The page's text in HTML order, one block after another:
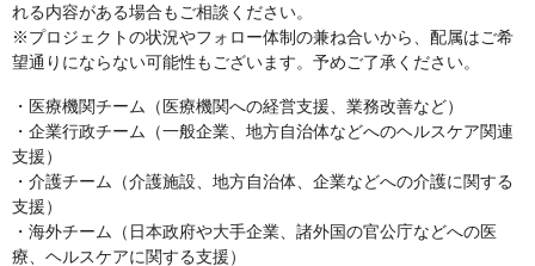
れる内容がある場合もご相談ください。
※プロジェクトの状況やフォロー体制の兼ね合いから、配属はご希
望通りにならない可能性もございます。予めご了承ください。
・医療機関チーム（医療機関への経営支援、業務改善など）
・企業行政チーム（一般企業、地方自治体などへのヘルスケア関連
支援）
・介護チーム（介護施設、地方自治体、企業などへの介護に関する
支援）
・海外チーム（日本政府や大手企業、諸外国の官公庁などへの医
療、ヘルスケアに関する支援）